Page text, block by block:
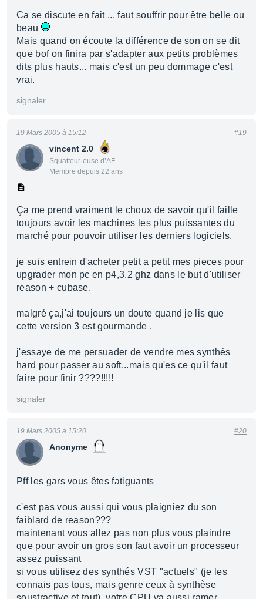
Ca se discute en fait ... faut souffrir pour être belle ou
beau
Mais quand on écoute la différence de son on se dit
que bof on finira par s'adapter aux petits problèmes
dits plus hauts... mais c'est un peu dommage c'est
vrai.
signaler
vincent 2.0
Squatteur·euse d’AF
Membre depuis 22 ans
19 Mars 2005 à 15:12 #19
Ça me prend vraiment le choux de savoir qu'il faille
toujours avoir les machines les plus puissantes du
marché pour pouvoir utiliser les derniers logiciels.
je suis entrein d'acheter petit a petit mes pieces pour
upgrader mon pc en p4,3.2 ghz dans le but d'utiliser
reason + cubase.
malgré ça,j'ai toujours un doute quand je lis que
cette version 3 est gourmande .
j'essaye de me persuader de vendre mes synthés
hard pour passer au soft...mais qu'es ce qu'il faut
faire pour finir ????!!!!!
signaler
Anonyme
19 Mars 2005 à 15:20 #20
Pff les gars vous êtes fatiguants
c'est pas vous aussi qui vous plaigniez du son
faiblard de reason???
maintenant vous allez pas non plus vous plaindre
que pour avoir un gros son faut avoir un processeur
assez puissant
si vous utilisez des synthés VST "actuels" (je les
connais pas tous, mais genre ceux à synthèse